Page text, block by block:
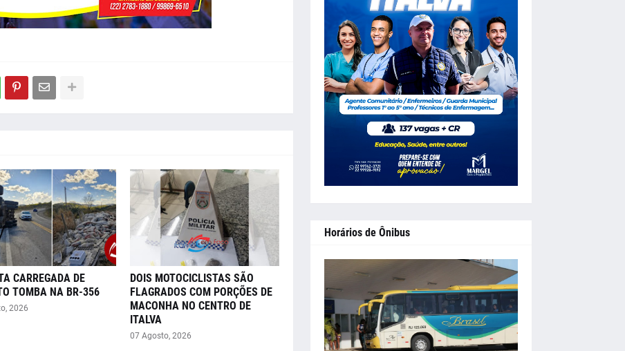
CARREGADA DE
TOMBA NA BR-356
2026
DOIS MOTOCICLISTAS SÃO
FLAGRADOS COM PORÇÕES DE
MACONHA NO CENTRO DE
ITALVA
07 Agosto, 2026
Horários de Ônibus